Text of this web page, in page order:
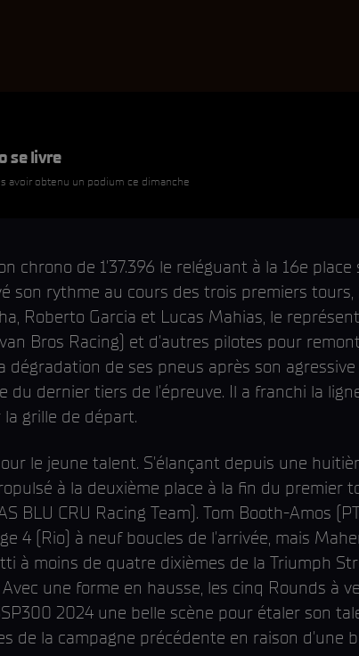
se livre
avoir obtenu un podium ce dimanche
de 1'37.396 le reléguant à la 16e place
son rythme au cours des trois premiers
Roberto Garcia et Lucas Mahias, le
Bros Racing) et d'autres pilotes pour
dégradation de ses pneus après son
dernier tiers de l'épreuve. Il a franchi la
grille de départ.
le jeune talent. S'élançant depuis une
à la deuxième place à la fin du premier
BLU CRU Racing Team). Tom Booth-Amos
4 (Rio) à neuf boucles de l'arrivée, mais
à moins de quatre dixièmes de la Triumph
une forme en hausse, les cinq Rounds à
2024 une belle scène pour étaler son
de la campagne précédente en raison d'une